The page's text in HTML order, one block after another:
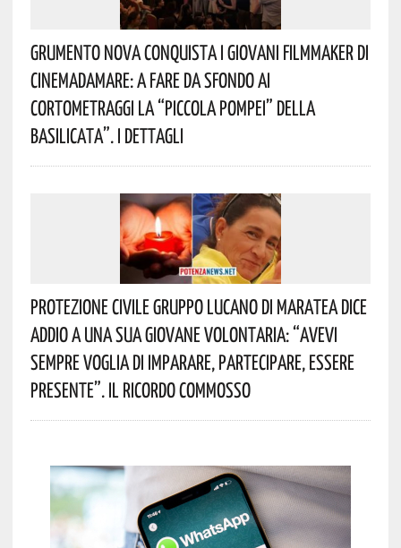
Grumento Nova Conquista I Giovani Filmmaker Di
Cinemadamare: A Fare Da Sfondo Ai
Cortometraggi La “Piccola Pompei” Della
Basilicata”. I Dettagli
Protezione Civile Gruppo Lucano Di Maratea Dice
Addio A Una Sua Giovane Volontaria: “avevi
Sempre Voglia Di Imparare, Partecipare, Essere
Presente”. Il Ricordo Commosso